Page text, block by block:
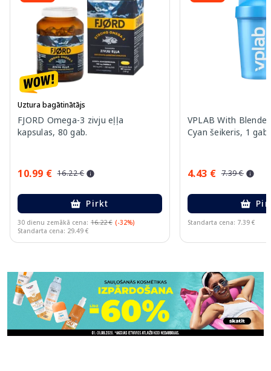
Uztura bagātinātājs
FJORD Omega-3 zivju eļļa
kapsulas, 80 gab.
10.99 € 16.22 €
Pirkt
30 dienu zemākā cena: 16.22 € (-32%)
Standarta cena: 29.49 €
VPLAB With
Cyan šeikeris, 1 gab.
4.43 € 7.39 €
Standarta cena: 7.39 €